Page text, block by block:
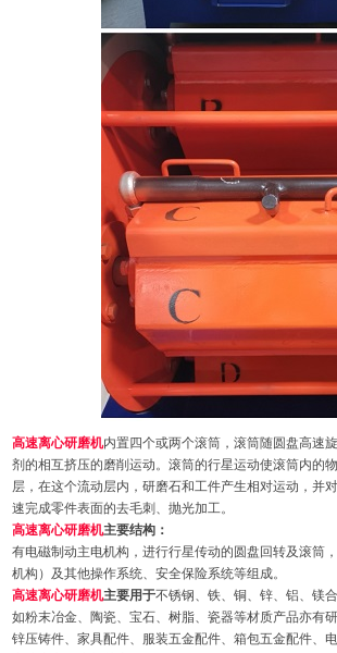
高速离心研磨机内置四个或两个滚筒，滚筒随圆盘高速
剂的相互挤压的磨削运动。滚筒的行星运动使滚筒内的
层，在这个流动层内，研磨石和工件产生相对运动，并
速完成零件表面的去毛刺、抛光加工。
高速离心研磨机主要结构：
有电磁制动主电机构，进行行星传动的圆盘回转及滚筒
机构）及其他操作系统、安全保险系统等组成。
高速离心研磨机主要用于不锈钢、铁、铜、锌、铝、镁
如粉末冶金、陶瓷、宝石、树脂、瓷器等材质产品亦有
锌压铸件、家具配件、服装五金配件、箱包五金配件、